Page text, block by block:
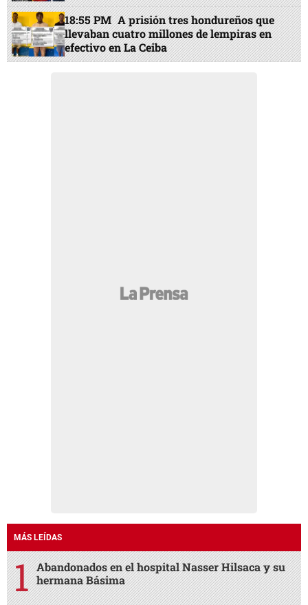
18:55 PM A prisión tres hondureños que
llevaban cuatro millones de lempiras en
efectivo en La Ceiba
MÁS LEÍDAS
Abandonados en el hospital Nasser Hilsaca y su
hermana Básima